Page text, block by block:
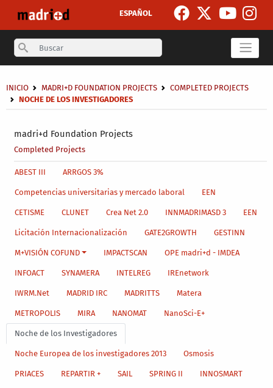
ESPAÑOL
Search
madri+d Foundation Projects
Completed Projects
Breadcrumb
INICIO MADRI+D FOUNDATION PROJECTS
COMPLETED PROJECTS
NOCHE DE LOS INVESTIGADORES
Main menu level 4
ABEST III ARRGOS 3%
Competencias universitarias y mercado laboral EEN
CETISME CLUNET Crea Net 2.0 INNMADRIMASD 3 EEN
Licitación Internacionalización GATE2GROWTH GESTINN
M+VISIÓN COFUND IMPACTSCAN OPE madri+d - IMDEA
INFOACT SYNAMERA INTELREG IREnetwork
IWRM.Net MADRID IRC MADRITTS Matera
METROPOLIS MIRA NANOMAT NanoSci-E+
Noche de los Investigadores
Noche Europea de los investigadores 2013 Osmosis
PRIACES REPARTIR + SAIL SPRING II INNOSMART